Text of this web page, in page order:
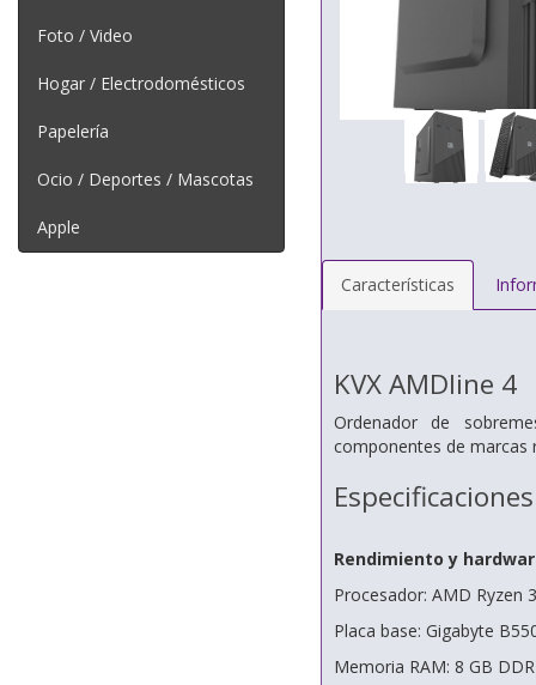
Foto / Video
Hogar / Electrodomésticos
Papelería
Ocio / Deportes / Mascotas
Apple
Características
KVX AMDline 4
Ordenador de
componentes de marcas
Especificaciones
Rendimiento y
Procesador: AMD Ryzen
Placa base: Gigabyte
Memoria RAM: 8 GB